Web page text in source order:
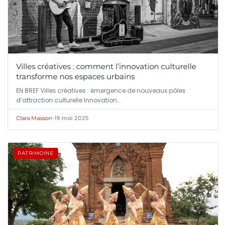
Villes créatives : comment l’innovation culturelle
transforme nos espaces urbains
EN BREF Villes créatives : émergence de nouveaux pôles
d’attraction culturelle Innovation…
Clara Masson•19 mai 2025
PATRIMOINE